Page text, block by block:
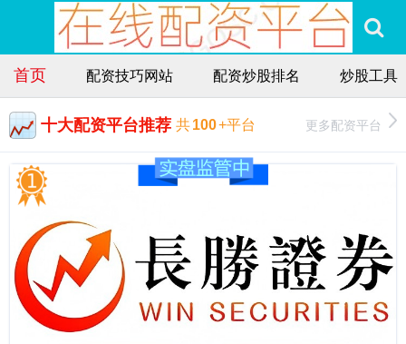
首页 配资技巧网站 配资炒股排名 炒股工具
十大配资平台推荐 共100+平台 更多配资平台